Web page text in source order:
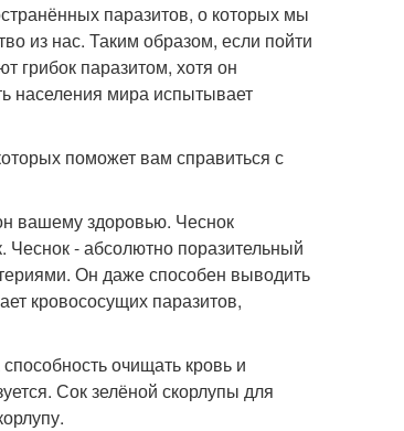
паразитов, о которых мы
из нас. Таким образом, если пойти
грибок паразитом, хотя он
населения мира испытывает
поможет вам справиться с
вашему здоровью. Чеснок
Чеснок - абсолютно поразительный
Он даже способен выводить
кровососущих паразитов,
очищать кровь и
Сок зелёной скорлупы для